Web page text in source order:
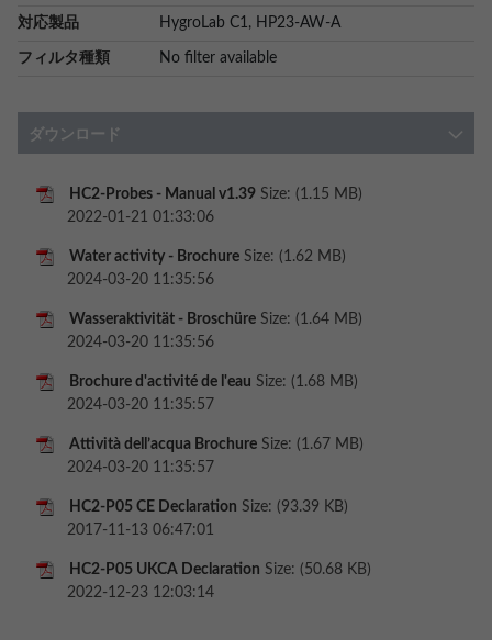
対応製品 HygroLab C1, HP23-AW-A
フィルタ種類 No filter available
ダウンロード
HC2-Probes - Manual v1.39 Size: (1.15 MB)
2022-01-21 01:33:06
Water activity - Brochure Size: (1.62 MB)
2024-03-20 11:35:56
Wasseraktivität - Broschüre Size: (1.64 MB)
2024-03-20 11:35:56
Brochure d'activité de l'eau Size: (1.68 MB)
2024-03-20 11:35:57
Attività dell’acqua Brochure Size: (1.67 MB)
2024-03-20 11:35:57
HC2-P05 CE Declaration Size: (93.39 KB)
2017-11-13 06:47:01
HC2-P05 UKCA Declaration Size: (50.68 KB)
2022-12-23 12:03:14